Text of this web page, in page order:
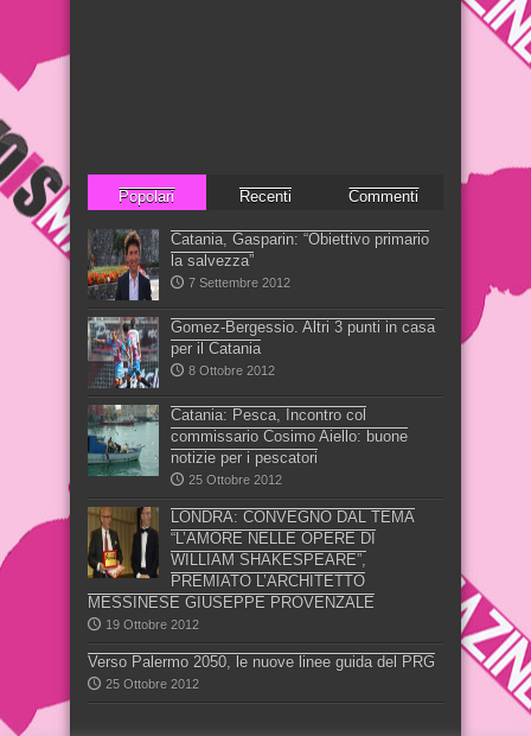
Popolari Recenti Commenti
Catania, Gasparin: “Obiettivo primario
la salvezza”
7 Settembre 2012
Gomez-Bergessio. Altri 3 punti in casa
per il Catania
8 Ottobre 2012
Catania: Pesca, Incontro col
commissario Cosimo Aiello: buone
notizie per i pescatori
25 Ottobre 2012
LONDRA: CONVEGNO DAL TEMA
“L’AMORE NELLE OPERE DI
WILLIAM SHAKESPEARE”,
PREMIATO L’ARCHITETTO
MESSINESE GIUSEPPE PROVENZALE
19 Ottobre 2012
Verso Palermo 2050, le nuove linee guida del PRG
25 Ottobre 2012